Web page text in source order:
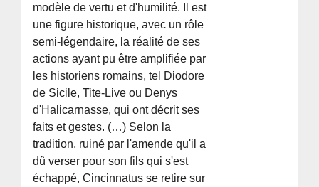
modèle de vertu et d'humilité. Il est
une figure historique, avec un rôle
semi-légendaire, la réalité de ses
actions ayant pu être amplifiée par
les historiens romains, tel Diodore
de Sicile, Tite-Live ou Denys
d'Halicarnasse, qui ont décrit ses
faits et gestes. (…) Selon la
tradition, ruiné par l'amende qu'il a
dû verser pour son fils qui s'est
échappé, Cincinnatus se retire sur